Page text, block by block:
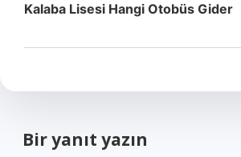
Kalaba Lisesi Hangi Otobüs Gider
Bir yanıt yazın